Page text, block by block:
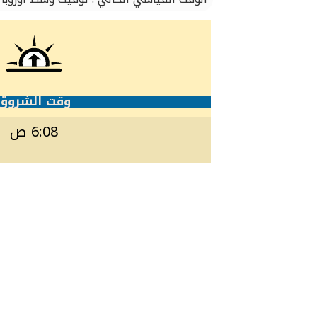
وقت
6:08 ص